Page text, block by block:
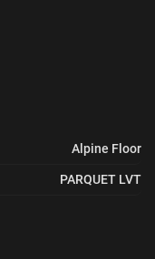
Alpine Floor
PARQUET LVT